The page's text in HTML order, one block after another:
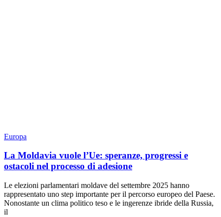
Europa
La Moldavia vuole l’Ue: speranze, progressi e
ostacoli nel processo di adesione
Le elezioni parlamentari moldave del settembre 2025 hanno
rappresentato uno step importante per il percorso europeo del Paese.
Nonostante un clima politico teso e le ingerenze ibride della Russia,
il